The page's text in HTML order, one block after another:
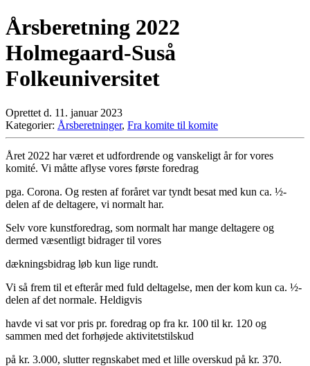
Årsberetning 2022
Holmegaard-Suså
Folkeuniversitet
Oprettet d. 11. januar 2023
Kategorier: Årsberetninger, Fra komite til komite
Året 2022 har været et udfordrende og vanskeligt år for vores
komité. Vi måtte aflyse vores første foredrag
pga. Corona. Og resten af foråret var tyndt besat med kun ca. ½-
delen af de deltagere, vi normalt har.
Selv vore kunstforedrag, som normalt har mange deltagere og
dermed væsentligt bidrager til vores
dækningsbidrag løb kun lige rundt.
Vi så frem til et efterår med fuld deltagelse, men der kom kun ca. ½-
delen af det normale. Heldigvis
havde vi sat vor pris pr. foredrag op fra kr. 100 til kr. 120 og
sammen med det forhøjede aktivitetstilskud
på kr. 3.000, slutter regnskabet med et lille overskud på kr. 370.